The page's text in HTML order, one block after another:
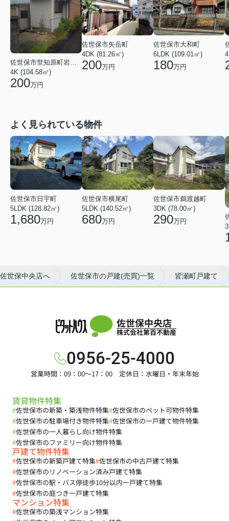
4K (104.58㎡)
200万円
佐世保市矢岳町
4DK (81.26㎡)
200万円
佐世保市大和町
6LDK (109.01㎡)
180万円
よく見られている物件
佐世保市日宇町
5LDK (128.82㎡)
1,680万円
佐世保市横尾町
5LDK (140.52㎡)
680万円
佐世保市鵜渡越町
3DK (78.00㎡)
290万円
世保中央店へ 佐世保市の戸建(売買)一覧 皆瀬町戸建て
佐世保中央店
株式会社第百不動産
0956-25-4000
営業時間：09：00～17：00 定休日：水曜日・年末年始
賃貸物件特集
#佐世保市の新築・築浅物件特集#佐世保市のペット可物件特集
#佐世保市の駐車場付き物件特集#佐世保市の一戸建て物件特集
#佐世保市の一人暮らし向け物件特集
#佐世保市のファミリー向け物件特集
戸建て物件特集
#佐世保市の新築戸建て特集#佐世保市の中古戸建て特集
#佐世保市のリノベーション済み戸建て特集
#佐世保市の駅・バス停徒歩10分以内一戸建て特集
#佐世保市の庭つき一戸建て特集
マンション特集
#佐世保市の築浅マンション特集